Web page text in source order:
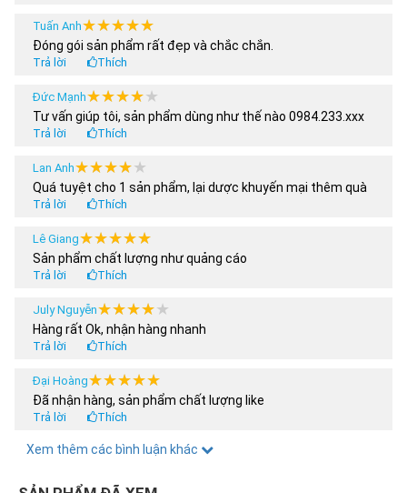
nghệ và nghiên cứu sâu sắc. Sản phẩm này được sản
xuất bằng cách sử dụng các vật liệu cao cấp nhất và
sự thoải mái cho người sử dụng.
Công nghệ bảo vệ chống va đập tiên tiến giúp giảm
thiểu tác động của các lực va chạm. Đồng thời tăng
cường khả năng chống trượt và bảo vệ khỏi tổn thương
khi ngã. Với bộ bảo hộ Flying Eagle Valiant, bạn có
thể hoàn toàn tự tin chinh phục các môn thể thao mạo
hiểm, hoạt động ngoài trời.
Bảo hộ FE Valiant màu Đen.
Tuấn Anh★★★★★
★★★★★
Đóng gói sản phẩm rất đẹp và chắc chắn.
Trả lời Thích
Đức Mạnh★★★★★
★★★★★
Tư vấn giúp tôi, sản phẩm dùng như thế nào 0984.233.xxx
Trả lời Thích
Lan Anh★★★★★
★★★★★
Quá tuyệt cho 1 sản phẩm, lại dược khuyến mại thêm quà
Trả lời Thích
Lê Giang★★★★★
★★★★★
Sản phẩm chất lượng như quảng cáo
Trả lời Thích
July Nguyễn★★★★★
★★★★★
Hàng rất Ok, nhận hàng nhanh
Trả lời Thích
Đại Hoàng★★★★★
★★★★★
Đã nhận hàng, sản phẩm chất lượng like
Trả lời Thích
Hoàng Anh ★★★★★
★★★★★
mại 30% ko shop
Xem thêm các bình luận khác